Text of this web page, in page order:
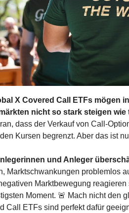
X Covered Call ETFs mögen
nicht so stark steigen wie
dass der Verkauf von Call-
Kursen begrenzt. Aber das ist
und Anleger
Marktschwankungen problemlos
Marktbewegung
Moment. 🚨 Mach nicht den
Call ETFs sind perfekt dafür